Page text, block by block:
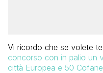
Vi ricordo che se volete
concorso con in palio un
città Europea e 50